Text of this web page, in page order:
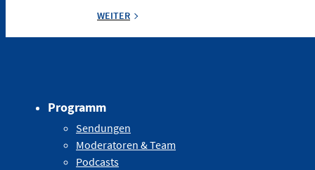
WEITER
Programm
Sendungen
Moderatoren & Team
Podcasts